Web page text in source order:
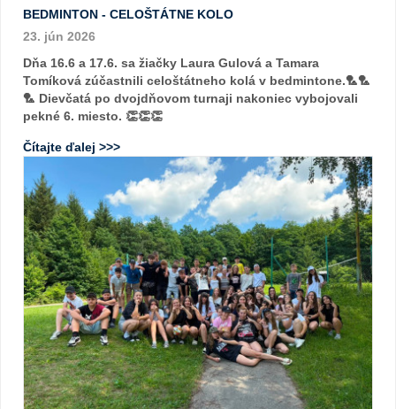
BEDMINTON - CELOŠTÁTNE KOLO
23. jún 2026
Dňa 16.6 a 17.6. sa žiačky Laura Gulová a Tamara
Tomíková zúčastnili celoštátneho kolá v bedmintone.🏸🏸
🏸 Dievčatá po dvojdňovom turnaji nakoniec vybojovali
pekné 6. miesto. 👏👏👏
Čítajte ďalej >>>